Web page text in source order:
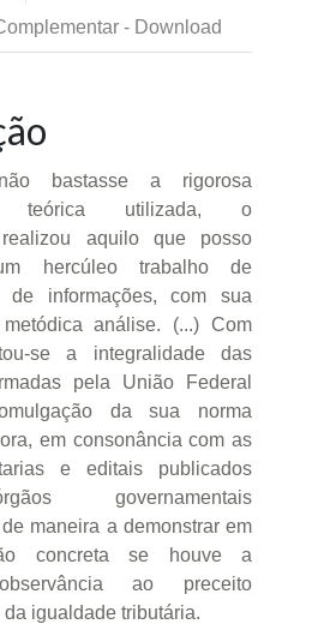
- Download
bastasse a rigorosa
teórica utilizada, o
realizou aquilo que posso
hercúleo trabalho de
de informações, com sua
análise. (...) Com
se a integralidade das
pela União Federal
da sua norma
em consonância com as
e editais publicados
governamentais
maneira a demonstrar em
concreta se houve a
ao preceito
igualdade tributária.